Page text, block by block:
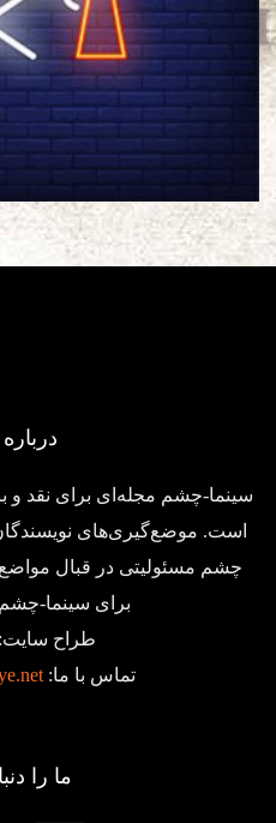
سینما-چشم مجله‌ای برای نقد
است. موضع‌گیری‌های
چشم مسئولیتی در قبال مواضع
برای سینما-
طراح سایت:
تماس با ما:
ما را